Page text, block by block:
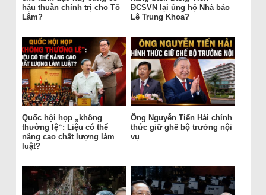
hậu thuẫn chính trị cho Tô
Lâm?
ĐCSVN lại ủng hộ Nhà báo
Lê Trung Khoa?
Quốc hội họp „không
thường lệ“: Liệu có thể
nâng cao chất lượng làm
luật?
Ông Nguyễn Tiến Hải chính
thức giữ ghế bộ trưởng nội
vụ